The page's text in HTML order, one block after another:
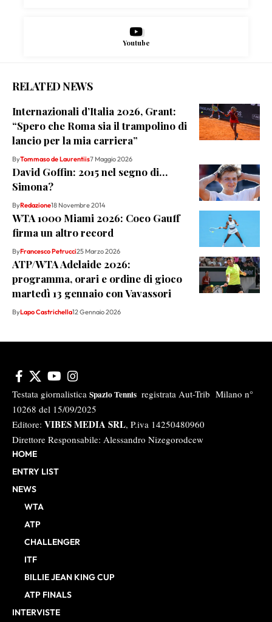
Youtube
RELATED NEWS
Internazionali d’Italia 2026, Grant:
“Spero che Roma sia il trampolino di
lancio per la mia carriera”
ByTommaso de Laurentiis7 Maggio 2026
David Goffin: 2015 nel segno di…
Simona?
ByRedazione18 Novembre 2014
WTA 1000 Miami 2026: Coco Gauff
firma un altro record
ByFrancesco Petrucci25 Marzo 2026
ATP/WTA Adelaide 2026:
programma, orari e ordine di gioco
martedì 13 gennaio con Vavassori
ByLapo Castrichella12 Gennaio 2026
Testata giornalistica Spazio Tennis registrata Aut-Trib Milano n°
10268 del 15/09/2025
Editore: VIBES MEDIA SRL, P.iva 14250480960
Direttore Responsabile: Alessandro Nizegorodcew
HOME
ENTRY LIST
NEWS
WTA
ATP
CHALLENGER
ITF
BILLIE JEAN KING CUP
ATP FINALS
INTERVISTE